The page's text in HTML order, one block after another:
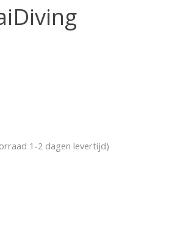
1-2 dagen levertijd)